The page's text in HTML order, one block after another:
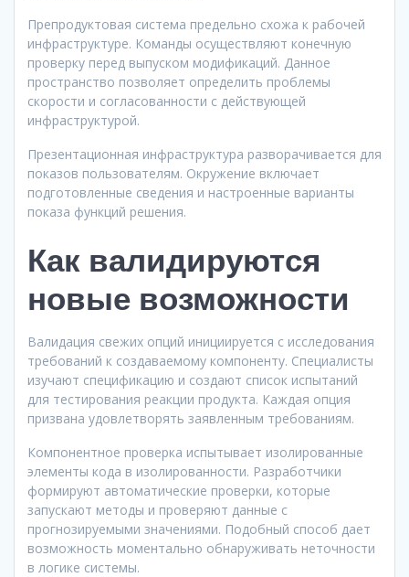
Препродуктовая система предельно схожа к рабочей
инфраструктуре. Команды осуществляют конечную
проверку перед выпуском модификаций. Данное
пространство позволяет определить проблемы
скорости и согласованности с действующей
инфраструктурой.
Презентационная инфраструктура разворачивается для
показов пользователям. Окружение включает
подготовленные сведения и настроенные варианты
показа функций решения.
Как валидируются
новые возможности
Валидация свежих опций инициируется с исследования
требований к создаваемому компоненту. Специалисты
изучают спецификацию и создают список испытаний
для тестирования реакции продукта. Каждая опция
призвана удовлетворять заявленным требованиям.
Компонентное проверка испытывает изолированные
элементы кода в изолированности. Разработчики
формируют автоматические проверки, которые
запускают методы и проверяют данные с
прогнозируемыми значениями. Подобный способ дает
возможность моментально обнаруживать неточности
в логике системы.